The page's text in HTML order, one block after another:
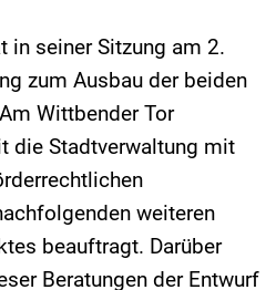
in seiner Sitzung am 2.
zum Ausbau der beiden
Wittbender Tor
die Stadtverwaltung mit
weiteren
beauftragt. Darüber
Beratungen der Entwurf